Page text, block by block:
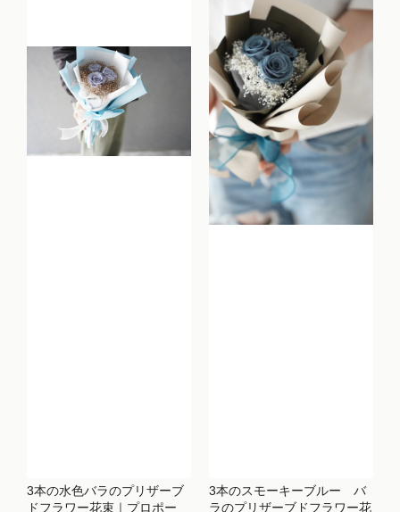
3本の水色バラのプリザーブ
ドフラワー花束｜プロポー
3本のスモーキーブルー バ
ラのプリザーブドフラワー花